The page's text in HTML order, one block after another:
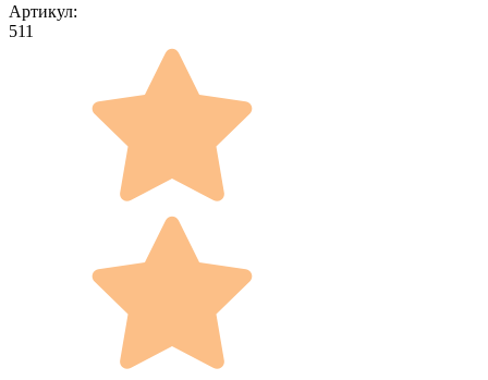
Артикул:
511